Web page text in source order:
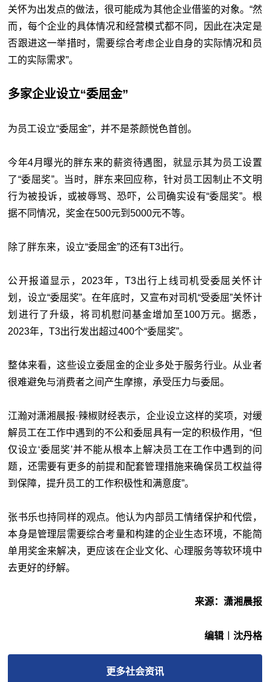
关怀为出发点的做法，很可能成为其他企业借鉴的对象。“然
而，每个企业的具体情况和经营模式都不同，因此在决定是
否跟进这一举措时，需要综合考虑企业自身的实际情况和员
工的实际需求”。
多家企业设立“委屈金”
为员工设立“委屈金”，并不是茶颜悦色首创。
今年4月曝光的胖东来的薪资待遇图，就显示其为员工设置
了“委屈奖”。当时，胖东来回应称，针对员工因制止不文明
行为被投诉，或被辱骂、恐吓，公司确实设有“委屈奖”。根
据不同情况，奖金在500元到5000元不等。
除了胖东来，设立“委屈金”的还有T3出行。
公开报道显示，2023年，T3出行上线司机受委屈关怀计
划，设立“委屈奖”。在年底时，又宣布对司机“受委屈”关怀计
划进行了升级，将司机慰问基金增加至100万元。据悉，
2023年，T3出行发出超过400个“委屈奖”。
整体来看，这些设立委屈金的企业多处于服务行业。从业者
很难避免与消费者之间产生摩擦，承受压力与委屈。
江瀚对潇湘晨报·辣椒财经表示，企业设立这样的奖项，对缓
解员工在工作中遇到的不公和委屈具有一定的积极作用，“但
仅设立‘委屈奖’并不能从根本上解决员工在工作中遇到的问
题，还需要有更多的前提和配套管理措施来确保员工权益得
到保障，提升员工的工作积极性和满意度”。
张书乐也持同样的观点。他认为内部员工情绪保护和代偿，
本身是管理层需要综合考量和构建的企业生态环境，不能简
单用奖金来解决，更应该在企业文化、心理服务等软环境中
去更好的纾解。
来源：潇湘晨报
编辑︱沈丹格
更多社会资讯